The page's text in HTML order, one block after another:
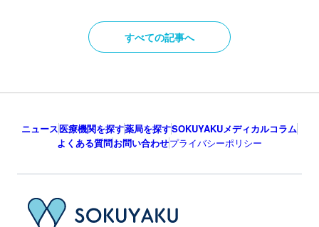
すべての記事へ
ニュース医療機関を探す薬局を探すSOKUYAKUメディカルコラム
よくある質問お問い合わせプライバシーポリシー